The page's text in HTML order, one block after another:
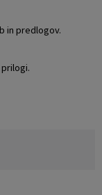
in predlogov.